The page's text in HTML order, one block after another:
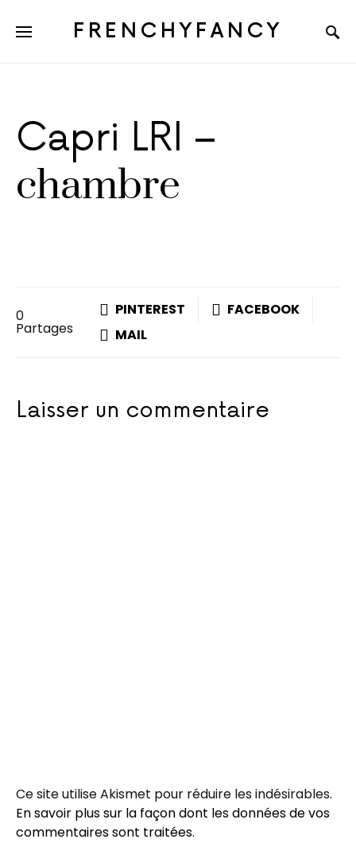
FRENCHYFANCY
Capri LRI –
chambre
0
Partages
PINTEREST
FACEBOOK
MAIL
Laisser un commentaire
Ce site utilise Akismet pour réduire les indésirables.
En savoir plus sur la façon dont les données de vos
commentaires sont traitées.